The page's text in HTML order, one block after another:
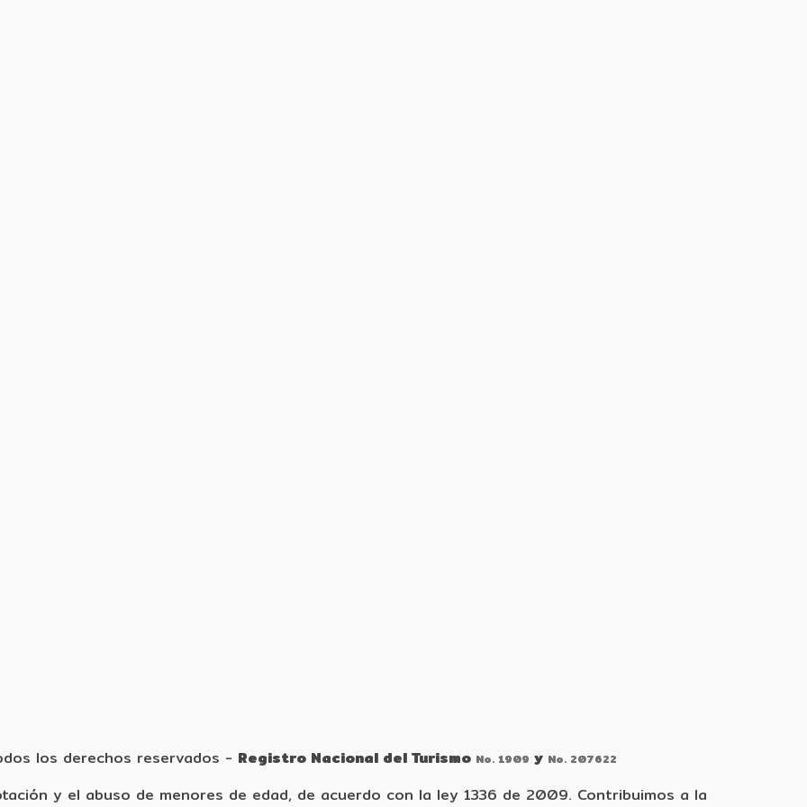
los derechos reservados - Registro Nacional del Turismo No. 1909 y No. 207622
y el abuso de menores de edad, de acuerdo con la ley 1336 de 2009. Contribuimos a la